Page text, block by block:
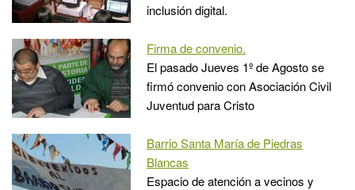
inclusión digital.
Firma de convenio.
El pasado Jueves 1º de Agosto se
firmó convenio con Asociación Civil
Juventud para Cristo
Barrio Santa María de Piedras
Blancas
Espacio de atención a vecinos y